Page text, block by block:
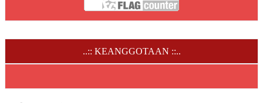
..:: KEANGGOTAAN ::..